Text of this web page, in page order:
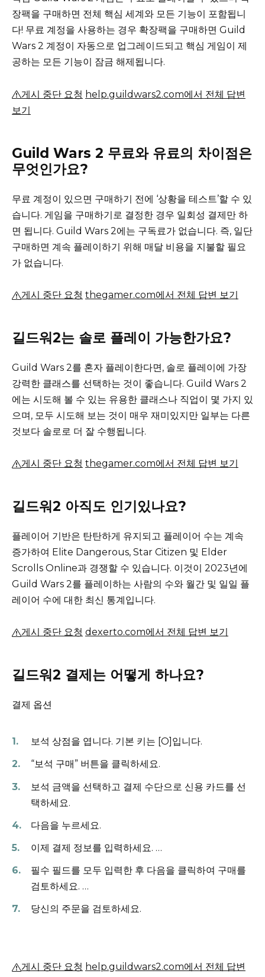
장팩을 구매하면 전체 핵심 세계와 모든 기능이 포함됩니
다! 무료 계정을 사용하는 경우 확장팩을 구매하면 Guild
Wars 2 계정이 자동으로 업그레이드되고 핵심 게임이 제
공하는 모든 기능이 잠금 해제됩니다.
게시 중단 요청 help.guildwars2.com에서 전체 답변
보기
Guild Wars 2 무료와 유료의 차이점은
무엇인가요?
무료 계정이 있으면 구매하기 전에 ‘상황을 테스트’할 수 있
습니다. 게임을 구매하기로 결정한 경우 일회성 결제만 하
면 됩니다. Guild Wars 2에는 구독료가 없습니다. 즉, 일단
구매하면 계속 플레이하기 위해 매달 비용을 지불할 필요
가 없습니다.
게시 중단 요청 thegamer.com에서 전체 답변 보기
길드워2는 솔로 플레이 가능한가요?
Guild Wars 2를 혼자 플레이한다면, 솔로 플레이에 가장
강력한 클래스를 선택하는 것이 좋습니다. Guild Wars 2
에는 시도해 볼 수 있는 유용한 클래스나 직업이 몇 가지 있
으며, 모두 시도해 보는 것이 매우 재미있지만 일부는 다른
것보다 솔로로 더 잘 수행됩니다.
게시 중단 요청 thegamer.com에서 전체 답변 보기
길드워2 아직도 인기있나요?
플레이어 기반은 탄탄하게 유지되고 플레이어 수는 계속
증가하여 Elite Dangerous, Star Citizen 및 Elder
Scrolls Online과 경쟁할 수 있습니다. 이것이 2023년에
Guild Wars 2를 플레이하는 사람의 수와 월간 및 일일 플
레이어 수에 대한 최신 통계입니다.
게시 중단 요청 dexerto.com에서 전체 답변 보기
길드워2 결제는 어떻게 하나요?
결제 옵션
보석 상점을 엽니다. 기본 키는 [O]입니다.
“보석 구매” 버튼을 클릭하세요.
보석 금액을 선택하고 결제 수단으로 신용 카드를 선
택하세요.
다음을 누르세요.
이제 결제 정보를 입력하세요. …
필수 필드를 모두 입력한 후 다음을 클릭하여 구매를
검토하세요. …
당신의 주문을 검토하세요.
게시 중단 요청 help.guildwars2.com에서 전체 답변